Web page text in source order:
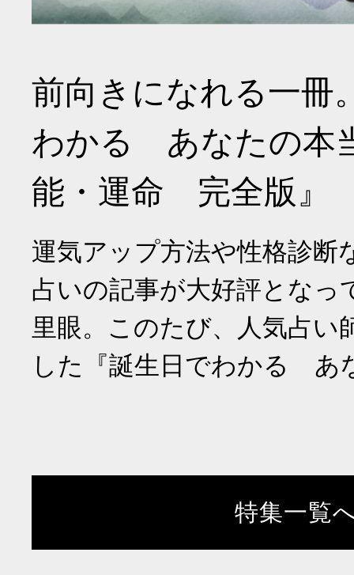
前向きになれる一冊
わかる あなたの本
能・運命 完全版』
運気アップ方法や性格診断
占いの記事が大好評となっ
里眼。このたび、人気占い
した『誕生日でわかる あ
特集一覧